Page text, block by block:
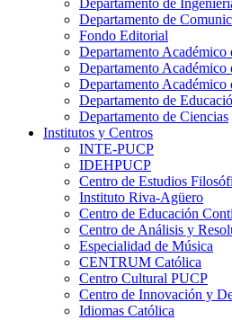
Departamento de
Departamento de
Fondo Editorial
Departamento Académico
Departamento Académico
Departamento
Departamento de
Departamento de Ciencias
Institutos y Centros
INTE-PUCP
IDEHPUCP
Centro de Estudios
Instituto Riva-Agüero
Centro de Educación
Centro de Análisis y
Especialidad de Música
CENTRUM Católica
Centro Cultural PUCP
Centro de Innovación y
Idiomas Católica